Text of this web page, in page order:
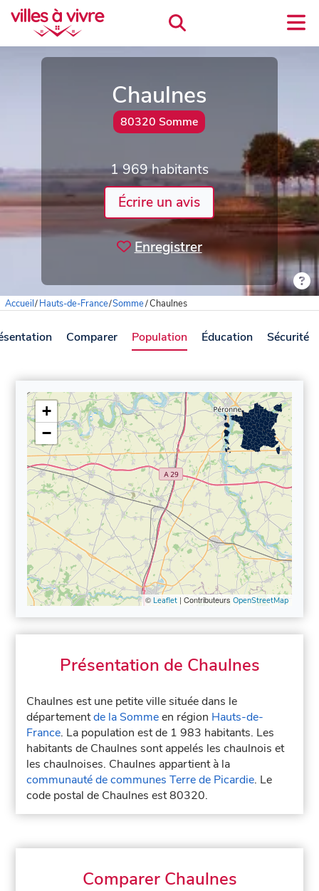
Chaulnes
80320 Somme
1 969 habitants
Écrire un avis
Enregistrer
Accueil/Hauts-de-France/Somme/Chaulnes
Comparer Population Éducation Sécurité
+
−
© Leaflet| Contributeurs OpenStreetMap
Présentation de Chaulnes
Chaulnes est une petite ville située dans le
départementde la Sommeen région Hauts-de-
France. La population est de 1 983 habitants. Les
habitants de Chaulnes sont appelés les chaulnois et
les chaulnoises. Chaulnes appartient à la
communauté de communes Terre de Picardie. Le
code postal de Chaulnes est 80320.
Comparer Chaulnes